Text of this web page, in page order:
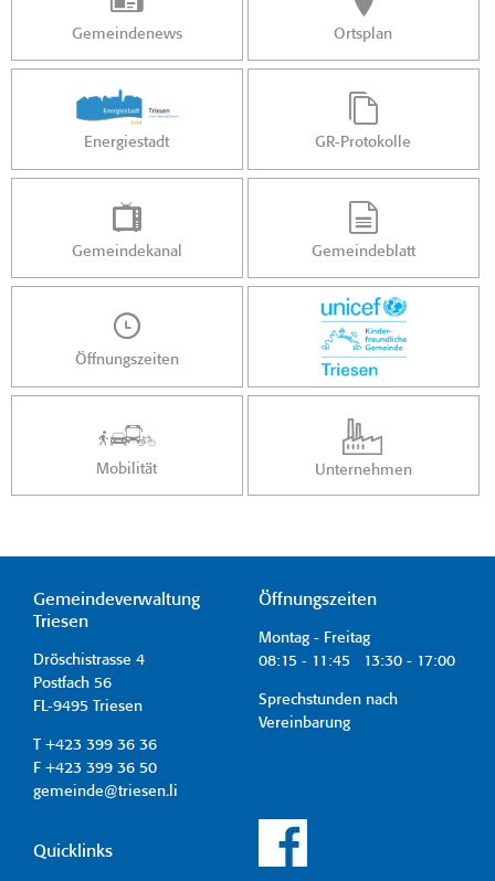
Gemeindenews Ortsplan
Energiestadt GR-Protokolle
Gemeindekanal Gemeindeblatt
Öffnungszeiten
Mobilität Unternehmen
Gemeindeverwaltung
Triesen
Dröschistrasse 4
Postfach 56
FL-9495 Triesen
T +423 399 36 36
F +423 399 36 50
gemeinde@triesen.li
Öffnungszeiten
Montag - Freitag
08:15 - 11:45 13:30 - 17:00
Sprechstunden nach
Vereinbarung
Quicklinks